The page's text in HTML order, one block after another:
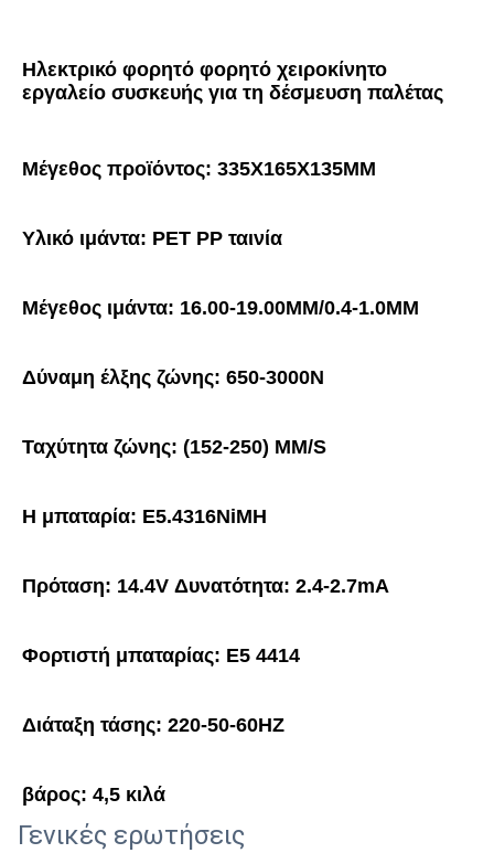
Ηλεκτρικό φορητό φορητό χειροκίνητο
εργαλείο συσκευής για τη δέσμευση παλέτας
Μέγεθος προϊόντος: 335X165X135MM
Υλικό ιμάντα: PET PP ταινία
Μέγεθος ιμάντα: 16.00-19.00MM/0.4-1.0MM
Δύναμη έλξης ζώνης: 650-3000N
Ταχύτητα ζώνης: (152-250) MM/S
Η μπαταρία: E5.4316NiMH
Πρόταση: 14.4V Δυνατότητα: 2.4-2.7mA
Φορτιστή μπαταρίας: E5 4414
Διάταξη τάσης: 220-50-60HZ
βάρος: 4,5 κιλά
Γενικές ερωτήσεις